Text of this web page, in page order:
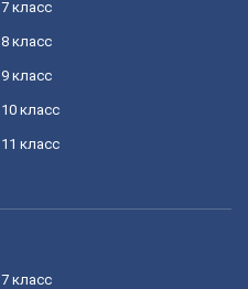
7 класс
8 класс
9 класс
10 класс
11 класс
7 класс